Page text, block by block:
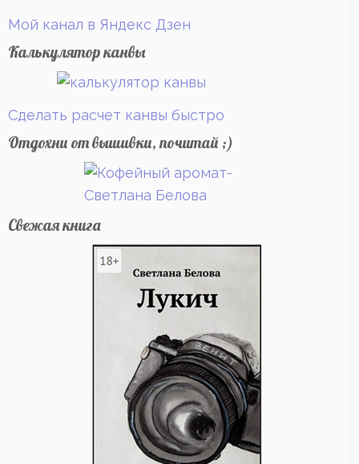
Мой канал в Яндекс Дзен
Калькулятор канвы
Сделать расчет канвы быстро
Отдохни от вышивки, почитай ;)
Свежая книга